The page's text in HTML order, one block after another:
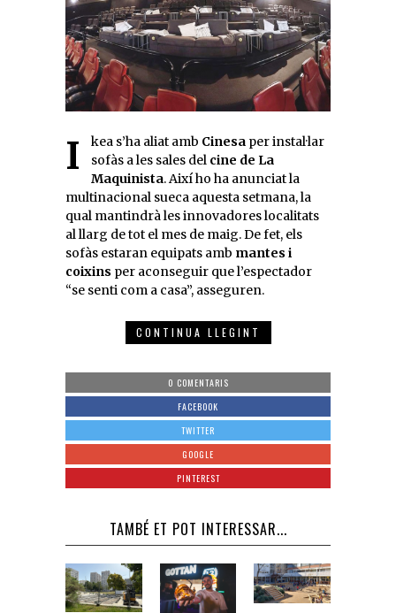
Ikea s’ha aliat amb Cinesa per instal·lar
sofàs a les sales del cine de La
Maquinista. Així ho ha anunciat la
multinacional sueca aquesta setmana, la
qual mantindrà les innovadores localitats
al llarg de tot el mes de maig. De fet, els
sofàs estaran equipats amb mantes i
coixins per aconseguir que l’espectador
“se senti com a casa”, asseguren.
CONTINUA LLEGINT
0 COMENTARIS
FACEBOOK
TWITTER
GOOGLE
PINTEREST
TAMBÉ ET POT INTERESSAR...